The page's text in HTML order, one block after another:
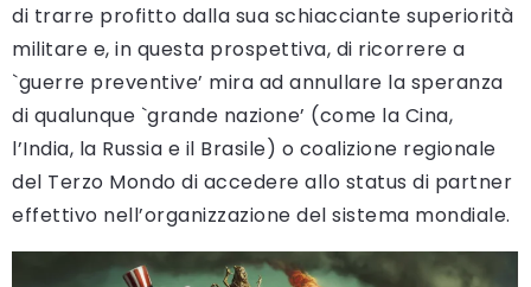
di trarre profitto dalla sua schiacciante superiorità
militare e, in questa prospettiva, di ricorrere a
`guerre preventive’ mira ad annullare la speranza
di qualunque `grande nazione’ (come la Cina,
l’India, la Russia e il Brasile) o coalizione regionale
del Terzo Mondo di accedere allo status di partner
effettivo nell’organizzazione del sistema mondiale.